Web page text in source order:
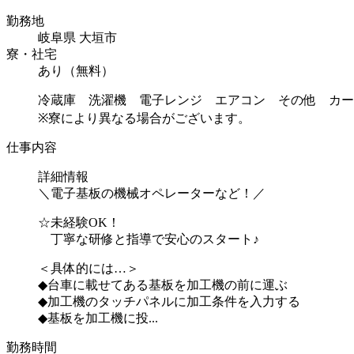
勤務地
岐阜県 大垣市
寮・社宅
あり（無料）
冷蔵庫 洗濯機 電子レンジ エアコン その他 カー
※寮により異なる場合がございます。
仕事内容
詳細情報
＼電子基板の機械オペレーターなど！／
☆未経験OK！
丁寧な研修と指導で安心のスタート♪
＜具体的には…＞
◆台車に載せてある基板を加工機の前に運ぶ
◆加工機のタッチパネルに加工条件を入力する
◆基板を加工機に投...
勤務時間